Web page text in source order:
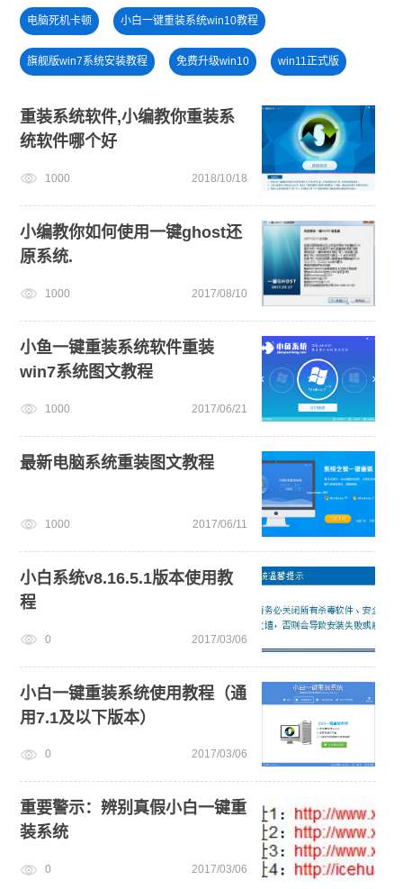
电脑死机卡顿 小白一键重装系统win10教程
旗舰版win7系统安装教程 免费升级win10 win11正式版
u盘一键重装系统win10 32位 电脑开不了机怎么重装系统
win10升级win11 电脑开不了机 安装win10系统
win11下载
重装系统软件,小编教你重装系
统软件哪个好
1000 2018/10/18
小编教你如何使用一键ghost还
原系统.
1000 2017/08/10
小鱼一键重装系统软件重装
win7系统图文教程
1000 2017/06/21
最新电脑系统重装图文教程
1000 2017/06/11
小白系统v8.16.5.1版本使用教
程
0 2017/03/06
小白一键重装系统使用教程（通
用7.1及以下版本）
0 2017/03/06
重要警示：辨别真假小白一键重
装系统
0 2017/03/06